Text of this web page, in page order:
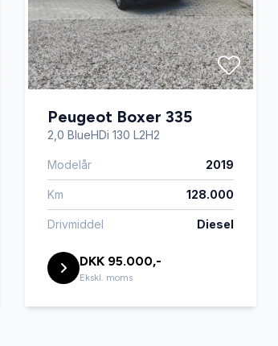
Peugeot Boxer 335
2,0 BlueHDi 130 L2H2
Modelår 2019
Km 128.000
Drivmiddel Diesel
DKK 95.000,-
Ekskl. moms